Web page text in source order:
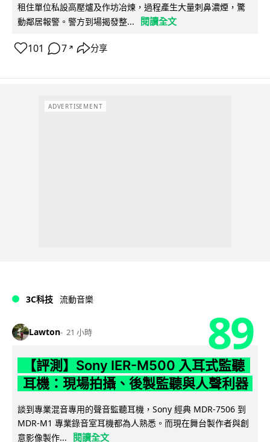
租住單位私設高壓爐及作坊冶煉，過程產生大量刺鼻濃煙，驚
動鄰居報警。警方到場揭發整...
閱讀全文
101 7 ↗ 分享
ADVERTISEMENT
3C科技 流動音樂
Lawton 21 小時 89
【評測】Sony IER-M500 入耳式監聽
耳機：現場拍攝、後製監聽與人聲利器
談到專業混音專用的聲音監聽耳機，Sony 經典 MDR-7506 到
MDR-M1 專業錄音室耳機都為人熟悉。而現在舞台製作者與創
意影像製作...
閱讀全文